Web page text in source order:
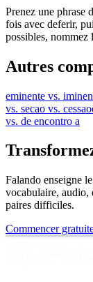
Prenez une phrase
fois avec deferir,
possibles, nommez
Autres
eminente vs.
vs. secao vs. cessao
vs. de encontro a
Falando enseigne
vocabulaire, audio,
paires difficiles.
Commencer